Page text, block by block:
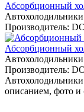
Абсорбционный
Производитель:
Абсорбционный
Производитель:
описанием, фото и